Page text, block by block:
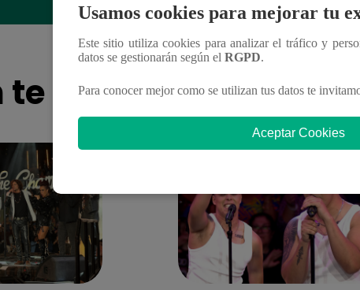
puede interesar
Usamos cookies para mejorar tu
Este sitio utiliza cookies para analizar el tráfico y
datos se gestionarán según el RGPD.
Para conocer mejor como se utilizan tus datos te
Aceptar Cookies